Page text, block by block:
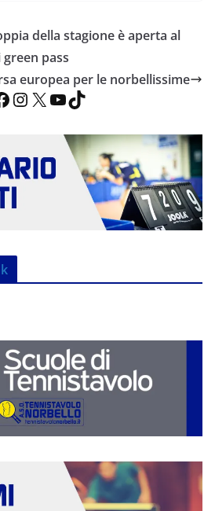
della stagione è aperta al
pass
europea per le norbellissime
InstagramX YouTube TikTok